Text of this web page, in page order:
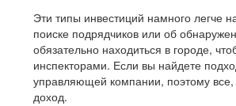
Эти типы инвестиций намного легче
поиске подрядчиков или об
обязательно находиться в городе,
инспекторами. Если вы найдете
управляющей компании, поэтому все,
доход.